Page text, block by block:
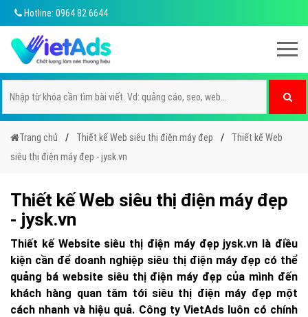
Hotline: 0964 82 6644
Trang chủ Thiết kế Web siêu thị điện máy đẹp
Thiết kế Web
siêu thị điện máy đẹp - jysk.vn
Thiết kế Web siêu thị điện máy đẹp
- jysk.vn
Thiết kế Website siêu thị điện máy đẹp jysk.vn là điều
kiện cần để doanh nghiệp siêu thị điện máy đẹp có thể
quảng bá website siêu thị điện máy đẹp của mình đến
khách hàng quan tâm tới siêu thị điện máy đẹp một
cách nhanh và hiệu quả. Công ty VietAds luôn có chính